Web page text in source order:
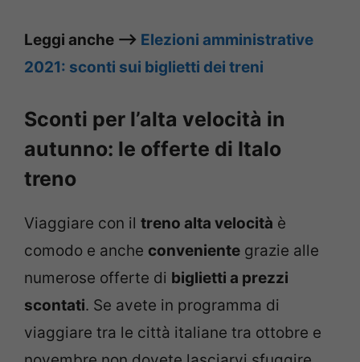
Leggi anche –> Elezioni amministrative
2021: sconti sui biglietti dei treni
Sconti per l’alta velocità in
autunno: le offerte di Italo
treno
Viaggiare con il treno alta velocità è
comodo e anche conveniente grazie alle
numerose offerte di biglietti a prezzi
scontati. Se avete in programma di
viaggiare tra le città italiane tra ottobre e